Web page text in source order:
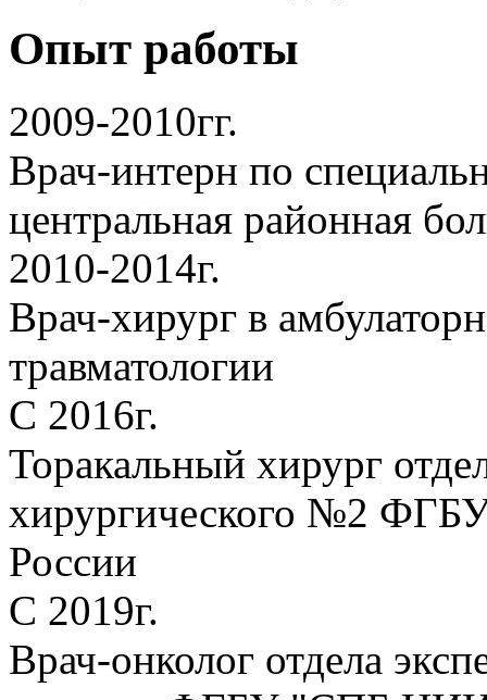
Опыт работы
2009-2010гг.
Врач-интерн по
центральная районная
2010-2014г.
Врач-хирург в
травматологии
С 2016г.
Торакальный хирург
хирургического №2
России
С 2019г.
Врач-онколог отдела